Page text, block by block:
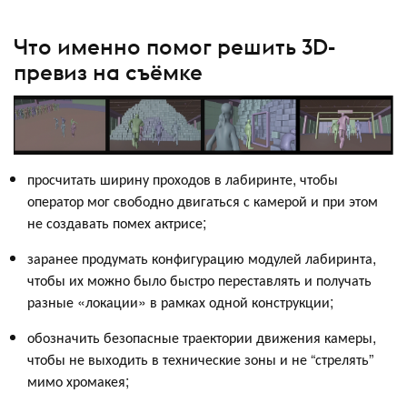
Что именно помог решить 3D-
превиз на съёмке
просчитать ширину проходов в лабиринте, чтобы
оператор мог свободно двигаться с камерой и при этом
не создавать помех актрисе;
заранее продумать конфигурацию модулей лабиринта,
чтобы их можно было быстро переставлять и получать
разные «локации» в рамках одной конструкции;
обозначить безопасные траектории движения камеры,
чтобы не выходить в технические зоны и не “стрелять”
мимо хромакея;